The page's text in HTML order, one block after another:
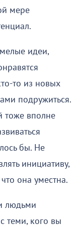
мере
идеи,
то из новых
подружиться.
тоже вполне
бы. Не
инициативу,
она уместна.
людьми
теми, кого вы